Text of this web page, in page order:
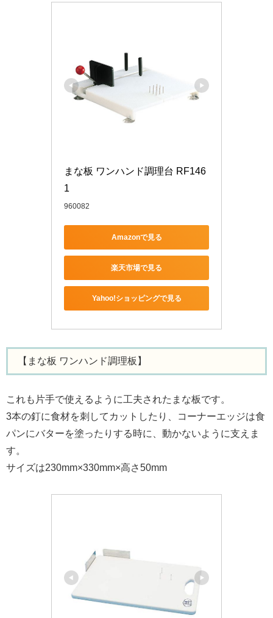
まな板 ワンハンド調理台 RF146
1
960082
Amazonで見る
楽天市場で見る
Yahoo!ショッピングで見る
【まな板 ワンハンド調理板】
これも片手で使えるように工夫されたまな板です。
3本の釘に食材を刺してカットしたり、コーナーエッジは食
パンにバターを塗ったりする時に、動かないように支えま
す。
サイズは230mm×330mm×高さ50mm